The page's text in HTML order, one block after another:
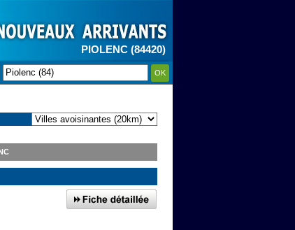
PIOLENC (84420)
OK